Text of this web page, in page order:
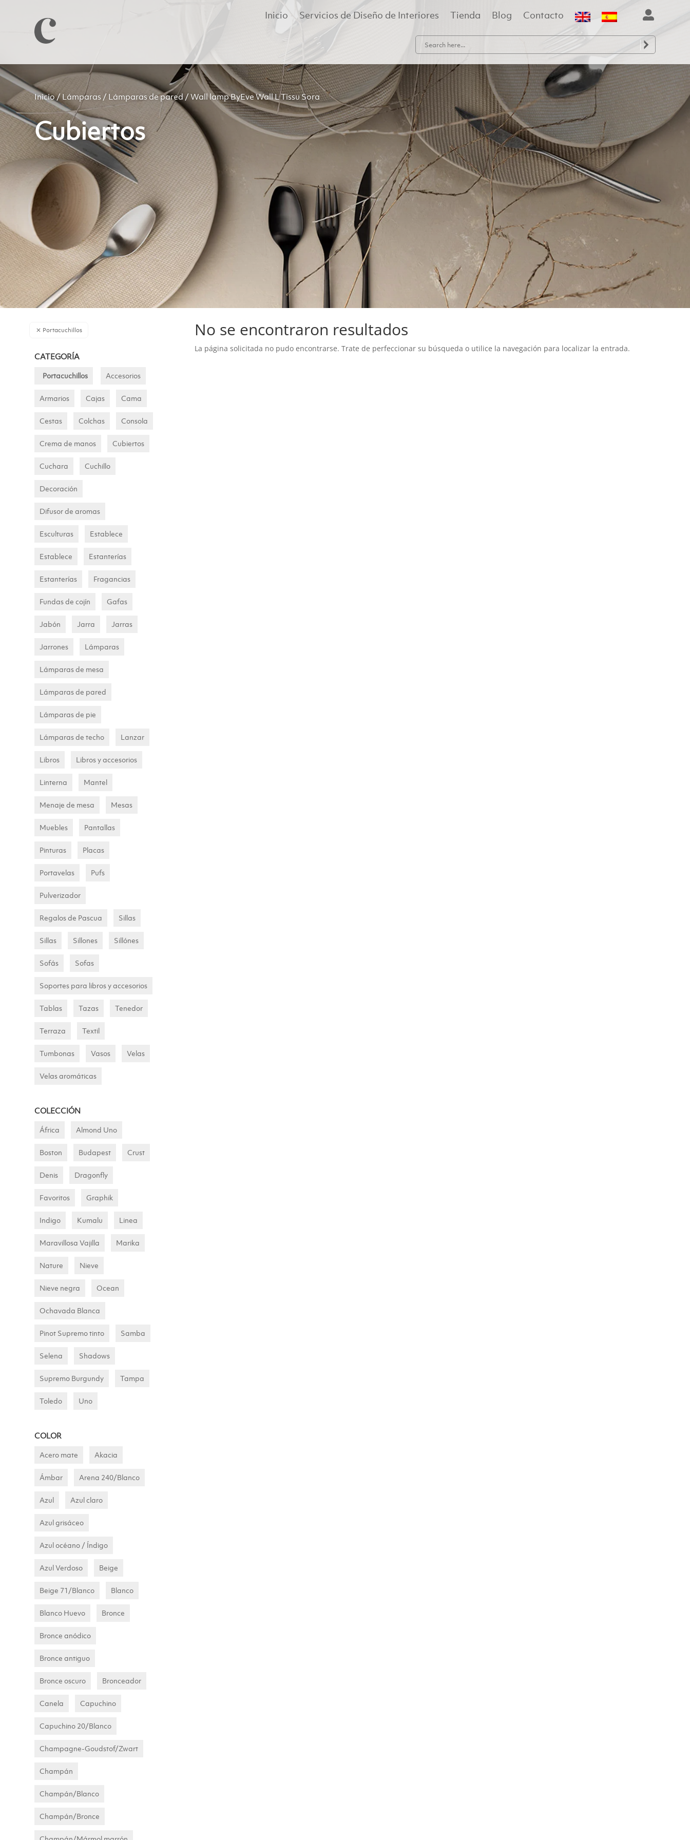

Inicio Servicios de Diseño de Interiores Tienda Blog Contacto
Inicio/Lámparas / Lámparas de pared/ Wall lamp ByEve Wall L Tissu Sora
Cubiertos
Portacuchillos
CATEGORÍA
Portacuchillos Accesorios
Armarios Cajas Cama
Cestas Colchas Consola
Crema de manos Cubiertos
Cuchara Cuchillo
Decoración
Difusor de aromas
Esculturas Establece
Establece Estanterías
Estanterías Fragancias
Fundas de cojín Gafas
Jabón Jarra Jarras
Jarrones Lámparas
Lámparas de mesa
Lámparas de pared
Lámparas de pie
Lámparas de techo Lanzar
Libros Libros y accesorios
Linterna Mantel
Menaje de mesa Mesas
Muebles Pantallas
Pinturas Placas
Portavelas Pufs
Pulverizador
Regalos de Pascua Sillas
Sillas Sillones Sillónes
Sofás Sofas
Soportes para libros y accesorios
Tablas Tazas Tenedor
Terraza Textil
Tumbonas Vasos Velas
Velas aromáticas
COLECCIÓN
África Almond Uno
Boston Budapest Crust
Denis Dragonfly
Favoritos Graphik
Indigo Kumalu Linea
Maravillosa Vajilla Marika
Nature Nieve
Nieve negra Ocean
Ochavada Blanca
Pinot Supremo tinto Samba
Selena Shadows
Supremo Burgundy Tampa
Toledo Uno
COLOR
Acero mate Akacia
Ámbar Arena 240/Blanco
Azul Azul claro
Azul grisáceo
Azul océano / Índigo
Azul Verdoso Beige
Beige 71/Blanco Blanco
Blanco Huevo Bronce
Bronce anódico
Bronce antiguo
Bronce oscuro Bronceador
Canela Capuchino
Capuchino 20/Blanco
Champagne-Goudstof/Zwart
Champán
Champán/Blanco
Champán/Bronce
No se encontraron resultados
La página solicitada no pudo encontrarse. Trate de perfeccionar su búsqueda o utilice la navegación para localizar la entrada.